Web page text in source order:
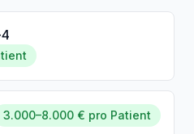
3.000–8.000 € pro Patient